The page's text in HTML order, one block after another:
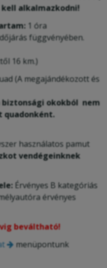
alkalmazkodni!
1 óra
függvényében.
16 km.)
(A megajándékozott és
biztonsági okokból nem
quadonként.
használatos pamut
vendégeinknek
Érvényes B kategóriás
érvényes
beváltható!
menüpontunk